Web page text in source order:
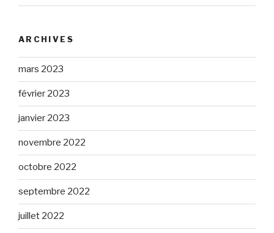
ARCHIVES
mars 2023
février 2023
janvier 2023
novembre 2022
octobre 2022
septembre 2022
juillet 2022